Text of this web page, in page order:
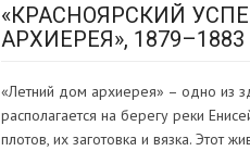
«КРАСНОЯРСКИЙ
АРХИЕРЕЯ»,
«Летний дом архиерея» – одно из
располагается на берегу реки
плотов, их заготовка и вязка. Этот